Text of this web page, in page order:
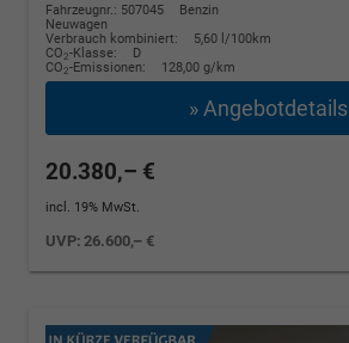
Fahrzeugnr.: 507045
Benzin
Neuwagen
Verbrauch kombiniert:
5,60 l/100km
CO2-Klasse:
D
CO2-Emissionen: 128,00 g/km
» Angebotdetails
20.380,– €
incl. 19% MwSt.
UVP:26.600,– €